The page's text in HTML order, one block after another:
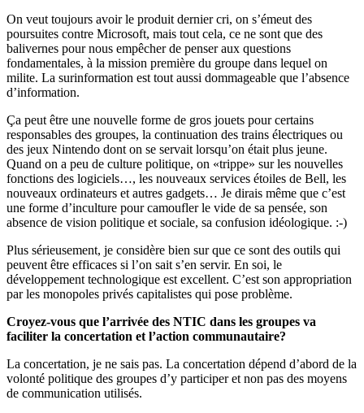
On veut toujours avoir le produit dernier cri, on s’émeut des
poursuites contre Microsoft, mais tout cela, ce ne sont que des
balivernes pour nous empêcher de penser aux questions
fondamentales, à la mission première du groupe dans lequel on
milite. La surinformation est tout aussi dommageable que l’absence
d’information.
Ça peut être une nouvelle forme de gros jouets pour certains
responsables des groupes, la continuation des trains électriques ou
des jeux Nintendo dont on se servait lorsqu’on était plus jeune.
Quand on a peu de culture politique, on «trippe» sur les nouvelles
fonctions des logiciels…, les nouveaux services étoiles de Bell, les
nouveaux ordinateurs et autres gadgets… Je dirais même que c’est
une forme d’inculture pour camoufler le vide de sa pensée, son
absence de vision politique et sociale, sa confusion idéologique. :-)
Plus sérieusement, je considère bien sur que ce sont des outils qui
peuvent être efficaces si l’on sait s’en servir. En soi, le
développement technologique est excellent. C’est son appropriation
par les monopoles privés capitalistes qui pose problème.
Croyez-vous que l’arrivée des NTIC dans les groupes va
faciliter la concertation et l’action communautaire?
La concertation, je ne sais pas. La concertation dépend d’abord de la
volonté politique des groupes d’y participer et non pas des moyens
de communication utilisés.